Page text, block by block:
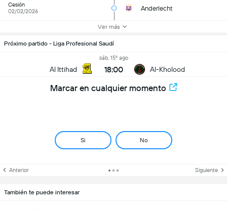
Próximo partido - Liga Profesional Saudí
Al Ittihad
sáb, 15º ago
18:00 Al-Kholood
Marcar en cualquier momento
Si No
Anterior Siguiente
Cesión
02/02/2026
Anderlecht
Ver más
También te puede interesar